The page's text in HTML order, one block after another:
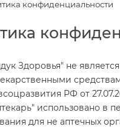
конфиденциальности
Здоровья" не
РФ от
использовано в
для не аптечных